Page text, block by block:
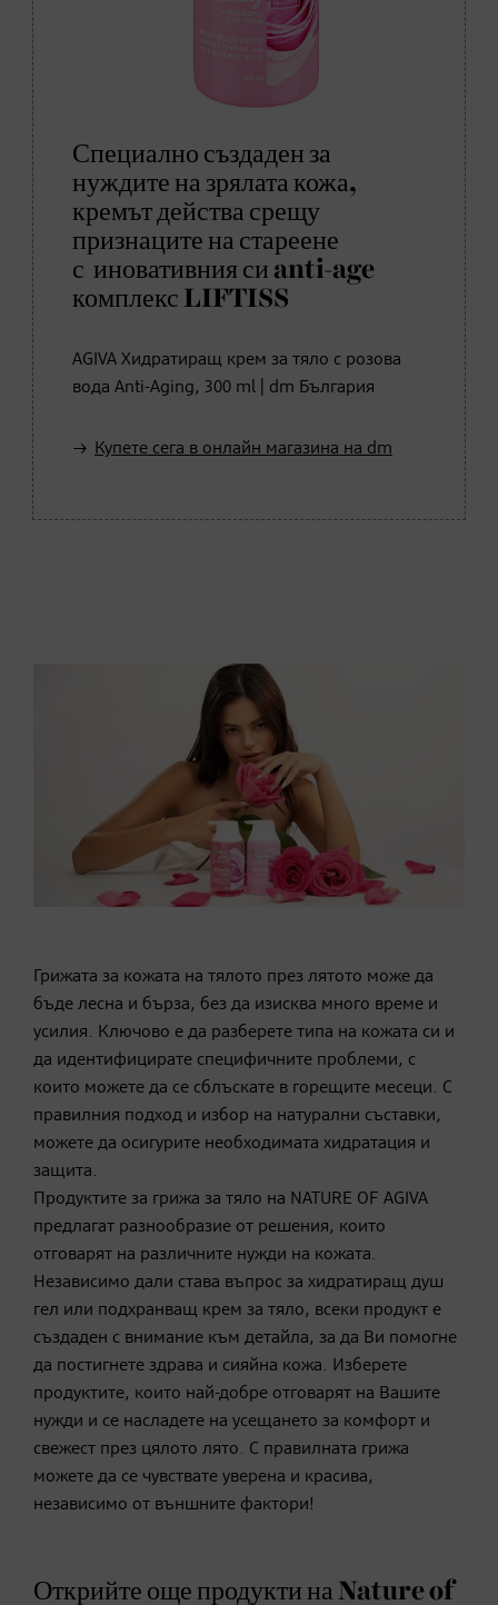
Специално създаден за
нуждите на зрялата кожа,
кремът действа срещу
признаците на стареене
с иновативния си anti-age
комплекс LIFTISS
AGIVA Хидратиращ крем за тяло с розова
вода Anti-Aging, 300 ml | dm България
Купете сега в онлайн магазина на dm
Грижата за кожата на тялото през лятото може да
бъде лесна и бърза, без да изисква много време и
усилия. Ключово е да разберете типа на кожата си и
да идентифицирате специфичните проблеми, с
които можете да се сблъскате в горещите месеци. С
правилния подход и избор на натурални съставки,
можете да осигурите необходимата хидратация и
защита.
Продуктите за грижа за тяло на NATURE OF AGIVA
предлагат разнообразие от решения, които
отговарят на различните нужди на кожата.
Независимо дали става въпрос за хидратиращ душ
гел или подхранващ крем за тяло, всеки продукт е
създаден с внимание към детайла, за да Ви помогне
да постигнете здрава и сияйна кожа. Изберете
продуктите, които най-добре отговарят на Вашите
нужди и се насладете на усещането за комфорт и
свежест през цялото лято. С правилната грижа
можете да се чувствате уверена и красива,
независимо от външните фактори!
Открийте още продукти на Nature of